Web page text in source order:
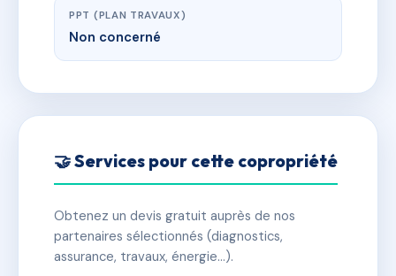
PPT (PLAN TRAVAUX)
Non concerné
🤝 Services pour cette copropriété
Obtenez un devis gratuit auprès de nos
partenaires sélectionnés (diagnostics,
assurance, travaux, énergie…).